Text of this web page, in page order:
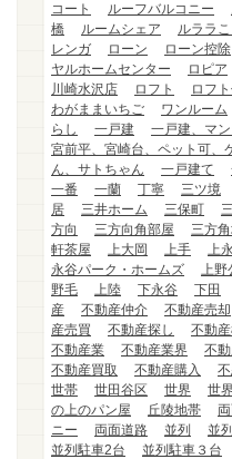
コート
ルーフバルコニー
橋
ルームシェア
ルララこ
レンガ
ローン ローン控除
ヤルホームセンター
ロピア
川崎水沢店
ロフト
ロフ
わがままいちご
ワンルーム
らし
一戸建
一戸建、マン
宮前平、宮崎台、ペット可、
ん、サトちゃん
一戸建て
一番
一蘭 丁寧 三ツ境
居
三井ホーム 三保町
方向
三方向角部屋 三方
軒茶屋
上大岡 上手 上
永谷パーク・ホームズ
上野
野毛
上陸 下永谷 下田
産
不動産仲介 不動産売却
産売買
不動産探し
不動
不動産業
不動産業界
不
不動産買取
不動産購入
世帯
世田谷区 世界 世
の上のパン屋
丘陵地帯
ニー
両面道路 並列
並
並列駐車2台
並列駐車３台